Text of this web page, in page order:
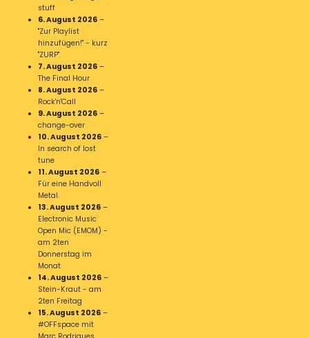
stuff
6. August 2026 –
"Zur Playlist
hinzufügen!" - kurz
"ZURP"
7. August 2026 –
The Final Hour
8. August 2026 –
Rock'n'Call
9. August 2026 –
change-over
10. August 2026 –
In search of lost
tune
11. August 2026 –
Für eine Handvoll
Metal.
13. August 2026 –
Electronic Music
Open Mic (EMOM) -
am 2ten
Donnerstag im
Monat
14. August 2026 –
Stein-Kraut - am
2ten Freitag
15. August 2026 –
#OFFspace mit